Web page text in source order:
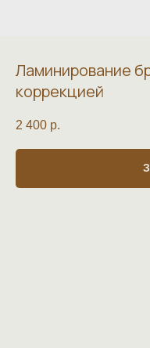
Ламинирование
коррекцией
2 400 р.